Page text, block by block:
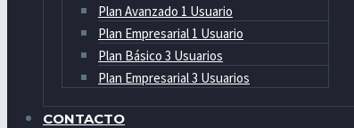
Plan Avanzado 1 Usuario
Plan Empresarial 1 Usuario
Plan Básico 3 Usuarios
Plan Empresarial 3 Usuarios
CONTACTO